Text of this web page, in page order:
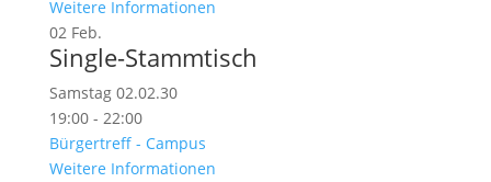
Weitere Informationen
02 Feb.
Single-Stammtisch
Samstag 02.02.30
19:00 - 22:00
Bürgertreff - Campus
Weitere Informationen